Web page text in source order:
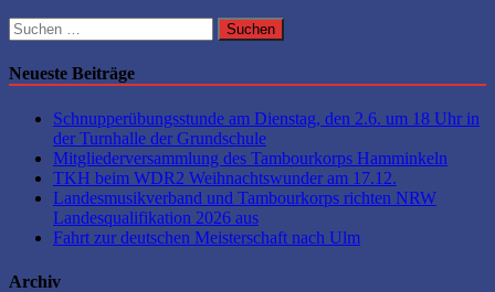
Suchen
nach:
Neueste Beiträge
Schnupperübungsstunde am Dienstag, den 2.6. um 18 Uhr in
der Turnhalle der Grundschule
Mitgliederversammlung des Tambourkorps Hamminkeln
TKH beim WDR2 Weihnachtswunder am 17.12.
Landesmusikverband und Tambourkorps richten NRW
Landesqualifikation 2026 aus
Fahrt zur deutschen Meisterschaft nach Ulm
Archiv